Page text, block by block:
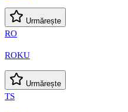
Urmărește
RO
ROKU
Urmărește
TS